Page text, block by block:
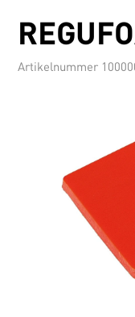
Artikelnummer